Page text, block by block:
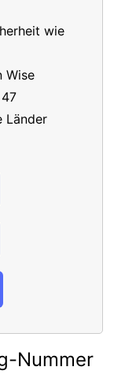
wie
Wise
Länder
Nummer